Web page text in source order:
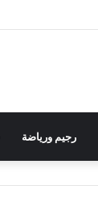
رجيم ورياضة